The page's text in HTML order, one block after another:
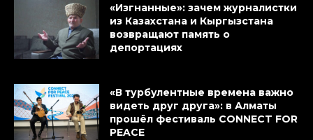
«Изгнанные»: зачем журналистки
из Казахстана и Кыргызстана
возвращают память о
депортациях
«В турбулентные времена важно
видеть друг друга»: в Алматы
прошёл фестиваль CONNECT FOR
PEACE